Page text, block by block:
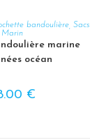
AU PANIER
bandoulière ,Sacs
Marin
marine
océan
€